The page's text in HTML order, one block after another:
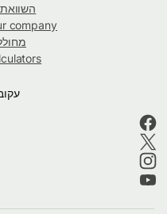
השוואת
company
מחולל
עקוב/